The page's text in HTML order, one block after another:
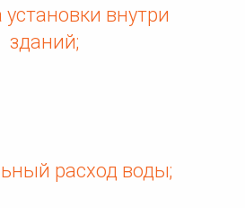
установки внутри
зданий;
расход воды;